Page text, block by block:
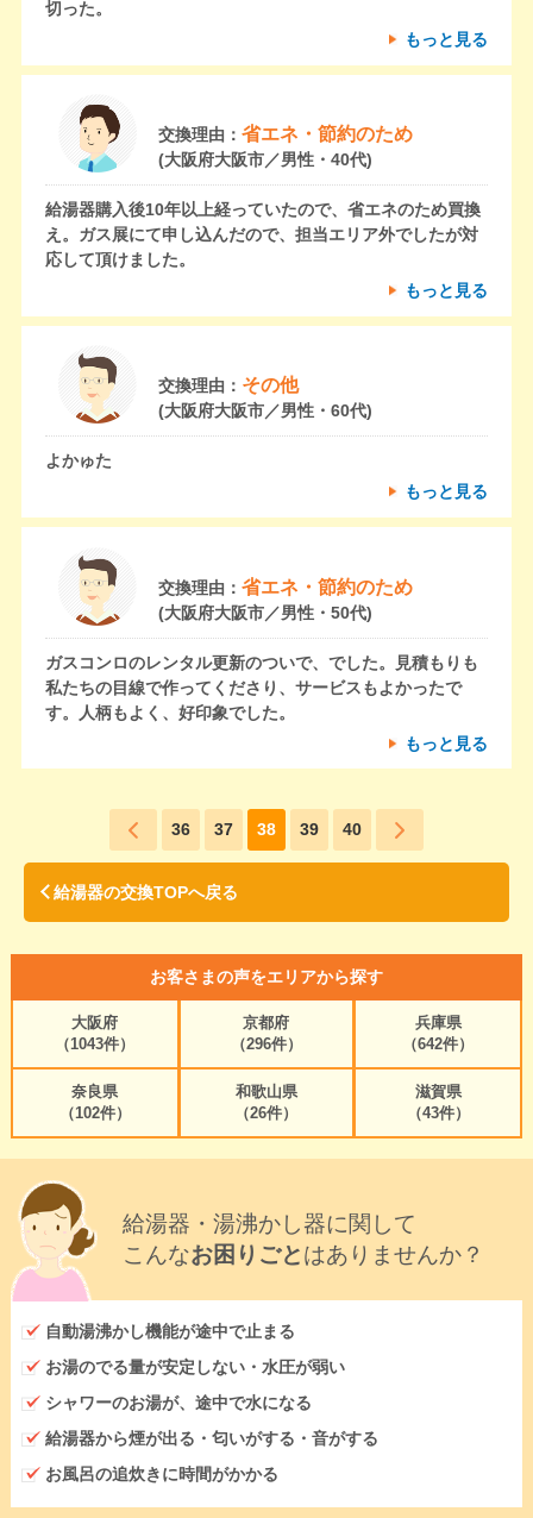
切った。
もっと見る
交換理由： 省エネ・節約のため
(大阪府大阪市／男性・40代)
給湯器購入後10年以上経っていたので、省エネのため買換
え。ガス展にて申し込んだので、担当エリア外でしたが対
応して頂けました。
もっと見る
交換理由： その他
(大阪府大阪市／男性・60代)
よかゅた
もっと見る
交換理由： 省エネ・節約のため
(大阪府大阪市／男性・50代)
ガスコンロのレンタル更新のついで、でした。見積もりも
私たちの目線で作ってくださり、サービスもよかったで
す。人柄もよく、好印象でした。
もっと見る
36 37 38 39 40
給湯器の交換TOPへ戻る
お客さまの声をエリアから探す
大阪府
（1043件）
京都府
（296件）
兵庫県
（642件）
奈良県
（102件）
和歌山県
（26件）
滋賀県
（43件）
給湯器・湯沸かし器に関して
こんなお困りごとはありませんか？
自動湯沸かし機能が途中で止まる
お湯のでる量が安定しない・水圧が弱い
シャワーのお湯が、途中で水になる
給湯器から煙が出る・匂いがする・音がする
お風呂の追炊きに時間がかかる